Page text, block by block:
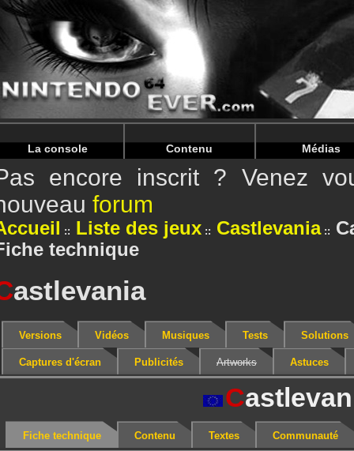
Warning: Undefined array key "HTTP_REFERER" in /
Warning: Undefined array key "HTTP_REFERER" in /
La console Contenu Médias
encore inscrit ? Venez
forum
Liste des jeux Castlevania
technique
astlevania
Versions Vidéos Musiques Tests Solutions
Captures d'écran Publicités Artworks Astuces
C
Fiche technique Contenu Textes Communauté